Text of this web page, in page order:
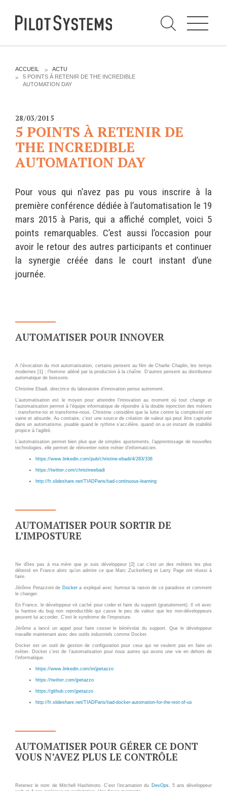
i
DÉV WEB
Expression de besoins
Développement
d'applications
Optimisations et tunning
Formations
Gestion de contenu
Mobilité
Webdesign - UX
DÉMARCHE DEVOPS
TRANSFO DIGITALE
CONCEPTS
Prestations
Cas d'usages
CLOUD BROKER
Business model
Cloud broker
Prestations
Pour Qui ?
Support et Assistance
Migration
CLOUD
VOTRE CLOUD PRIVÉ
INFOGÉRÉ
L’OFFRE CLOUD INFOGÉRÉ
INFRASTRUCTURE
D'HÉBERGEMENT
Politique de sauvegarde
SERVICES
Le serveur d'applications
Zope
Plone
Zinnia
Wordpress
CLOUD
RÉFÉRENCES
Application collaborative
eSanté
Dév Django eCommerce
Applications métier
Intranet collectivité
TMA Intranet
SSO applicatifs métier
CONTACT
ACTU CLOUD
ACTU TRANSFORMATION
V
O
S
C
I
ACCUEIL
ACTU
5 POINTS À RETENIR DE THE INCREDIBLE
AUTOMATION DAY
28/03/2015
5 POINTS À RETENIR DE
THE INCREDIBLE
AUTOMATION DAY
Pour vous qui n’avez pas pu vous inscrire à la
première conférence dédiée à l’automatisation le 19
mars 2015 à Paris, qui a affiché complet, voici 5
points remarquables. C’est aussi l’occasion pour
avoir le retour des autres participants et continuer
la synergie créée dans le court instant d’une
journée.
AUTOMATISER POUR INNOVER
A l’évocation du mot automatisation, certains pensent au film de Charlie Chaplin, les temps
modernes [1] : l’homme aliéné par la production à la chaîne. D’autres pensent au distributeur
automatique de boissons.
Christine Ebadi, directrice du laboratoire d’innovation pense autrement.
L’automatisation est le moyen pour atteindre l’innovation au moment où tout change et
l’automatisation permet à l’équipe informatique de répondre à la double injonction des métiers
: transforme-toi et transforme-nous. Christine considère que la lutte contre la complexité est
vaine et absurde. Au contraire, c’est une source de création de valeur qui peut être capturée
dans un automatisme, jouable quand le rythme s’accélère, quand on a un instant de stabilité
propice à l’agilité.
L’automatisation permet bien plus que de simples ajustements, l’apprentissage de nouvelles
technologies, elle permet de réinventer notre métier d’informaticien.
https://www.linkedin.com/pub/christine-ebadi/4/283/336
https://twitter.com/christineebadi
http://fr.slideshare.net/TIADParis/tiad-continuous-learning
AUTOMATISER POUR SORTIR DE
L’IMPOSTURE
Ne dîtes pas à ma mère que je suis développeur [2] car c’est un des métiers les plus
détesté en France alors qu’on admire ce que Marc Zuckerberg et Larry Page ont réussi à
faire.
Jérôme Petazzoni de Dockera expliqué avec humour la raison de ce paradoxe et comment
le changer.
En France, le développeur vit caché pour coder et faire du support (gratuitement). Il vit avec
la hantise du bug non reproductible qui casse le peu de valeur que les non-développeurs
peuvent lui accorder. C’est le syndrome de l’imposture.
Jérôme a lancé un appel pour faire cesser le bénévolat du support. Que le développeur
travaille maintenant avec des outils industriels comme Docker.
Docker est un outil de gestion de configuration pour ceux qui ne veulent pas en faire un
métier. Docker c’est de l’automatisation pour nous autres qui avons une vie en dehors de
l’informatique.
https://www.linkedin.com/in/jpetazzo
https://twitter.com/jpetazzo
https://github.com/jpetazzo
http://fr.slideshare.net/TIADParis/tiad-docker-automation-for-the-rest-of-us
AUTOMATISER POUR GÉRER CE DONT
VOUS N’AVEZ PLUS LE CONTRÔLE
Retenez le nom de Mitchell Hashimoto. C’est l’incarnation du DevOps, 5 ans développeur